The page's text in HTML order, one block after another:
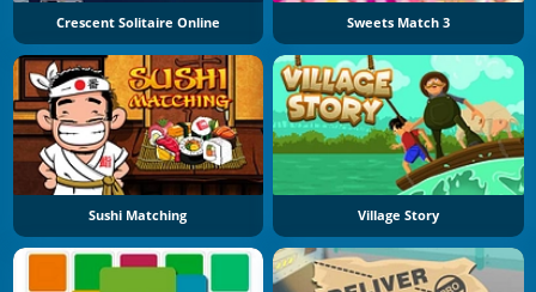
Crescent Solitaire Online Sweets Match 3
Sushi Matching Village Story